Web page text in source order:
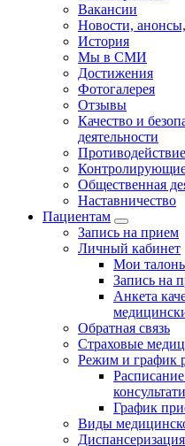
Вакансии
Новости,
История
Мы в СМИ
Достижения
Фотогалерея
Отзывы
Качество и
деятельности
Общественная
Наставничество
Пациентам
Запись на прием
Личный кабинет
Мои
Запись на
Анкета
Обратная связь
Страховые
Режим и график
График
Виды
Диспансеризация